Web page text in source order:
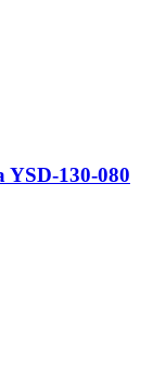
YSD-130-080